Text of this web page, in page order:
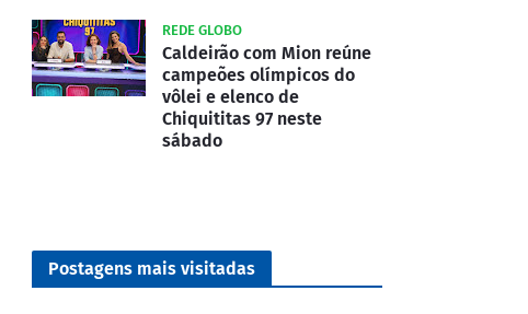
REDE GLOBO
Caldeirão com Mion reúne
campeões olímpicos do
vôlei e elenco de
Chiquititas 97 neste
sábado
Postagens mais visitadas